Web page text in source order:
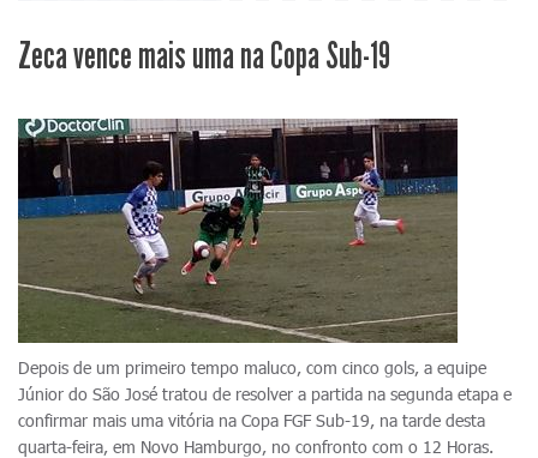
Zeca vence mais uma na Copa Sub-19
Depois de um primeiro tempo maluco, com cinco gols, a equipe
Júnior do São José tratou de resolver a partida na segunda etapa e
confirmar mais uma vitória na Copa FGF Sub-19, na tarde desta
quarta-feira, em Novo Hamburgo, no confronto com o 12 Horas.